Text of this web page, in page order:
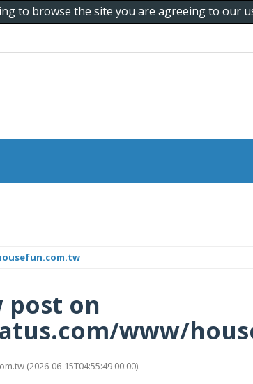
to browse the site you are agreeing to our
post on
www/
(2026-06-15T04:55:49 00:00).